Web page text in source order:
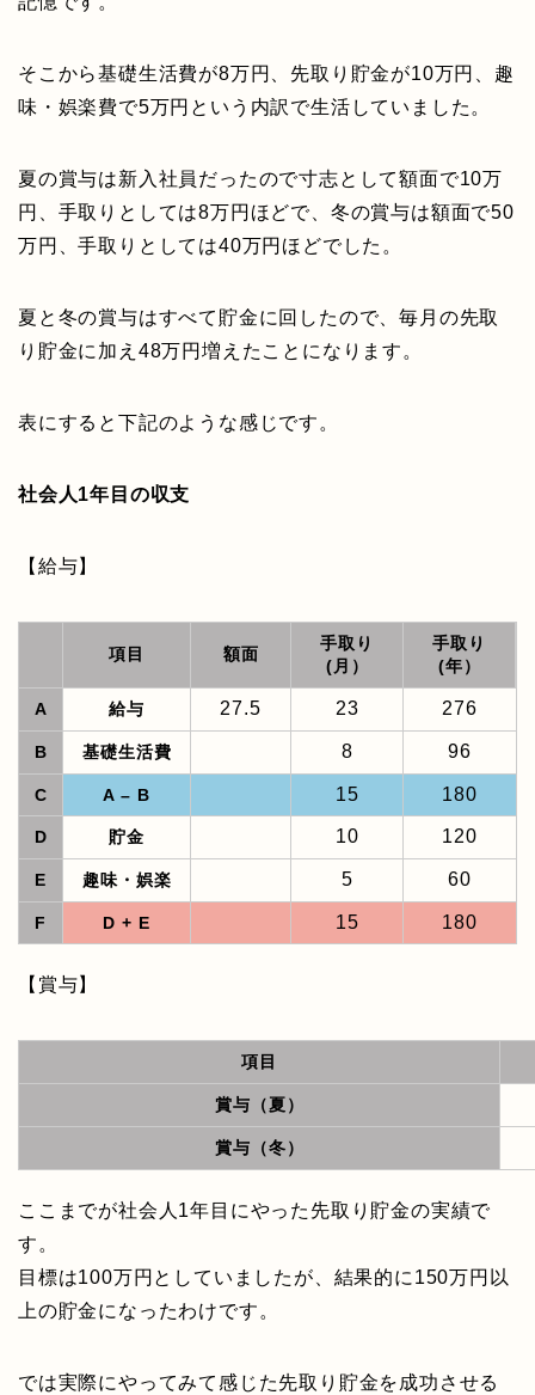
そこから基礎生活費が8万円、先取り貯金が10万円、趣
味・娯楽費で5万円という内訳で生活していました。
夏の賞与は新入社員だったので寸志として額面で10万
円、手取りとしては8万円ほどで、冬の賞与は額面で50
万円、手取りとしては40万円ほどでした。
夏と冬の賞与はすべて貯金に回したので、毎月の先取
り貯金に加え48万円増えたことになります。
表にすると下記のような感じです。
社会人1年目の収支
【給与】
項目 額面
手取り
(月）
手取り
(年）
A 給与 27.5 23 276
B 基礎生活費 8 96
C A – B 15 180
D 貯金 10 120
E 趣味・娯楽 5 60
F D + E 15 180
【賞与】
項目
賞与（夏）
賞与（冬）
ここまでが社会人1年目にやった先取り貯金の実績で
す。
目標は100万円としていましたが、結果的に150万円以
上の貯金になったわけです。
では実際にやってみて感じた先取り貯金を成功させる